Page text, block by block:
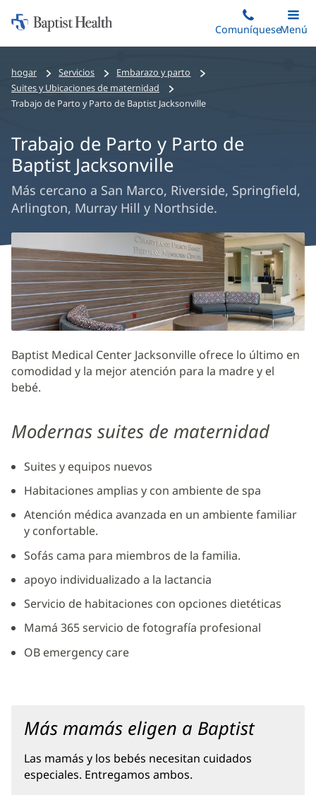
al
principal
Iniciar:
Baptist
ComuníqueseMenú
hogar Servicios
Embarazo y parto
Suites y Ubicaciones de maternidad
Trabajo de Parto y Parto de Baptist Jacksonville
Trabajo de Parto y Parto de
Baptist Jacksonville
Más cercano a San Marco, Riverside, Springfield,
Arlington, Murray Hill y Northside.
Contenido
principal
de
la
sala
partos
y
de
Jacksonville
Baptist Medical Center Jacksonville ofrece lo último en
comodidad y la mejor atención para la madre y el
bebé.
Modernas suites de maternidad
Suites y equipos nuevos
Habitaciones amplias y con ambiente de spa
Atención médica avanzada en un ambiente familiar
y confortable.
Sofás cama para miembros de la familia.
apoyo individualizado a la lactancia
Servicio de habitaciones con opciones dietéticas
Mamá 365 servicio de fotografía profesional
OB emergency care
Más mamás eligen a Baptist
Las mamás y los bebés necesitan cuidados
especiales. Entregamos ambos.